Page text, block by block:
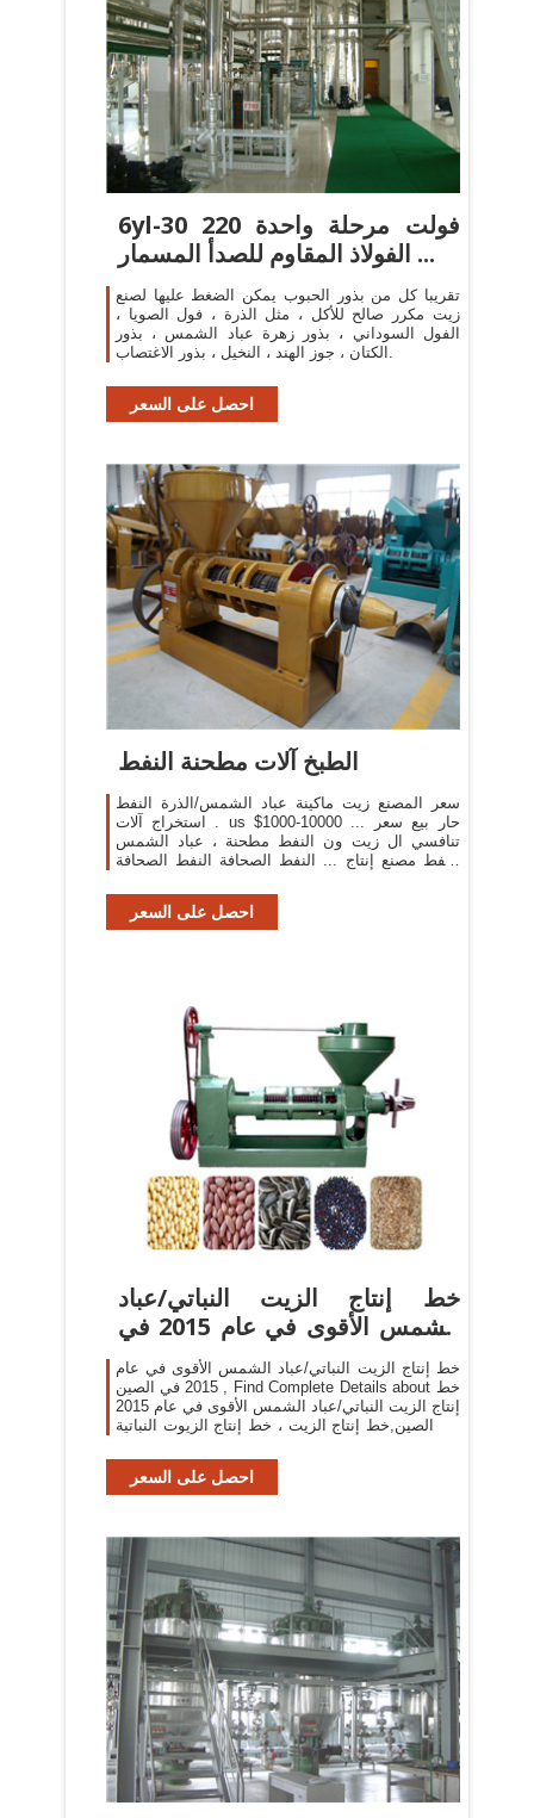
6yl-30 220 فولت مرحلة واحدة
الفولاذ المقاوم للصدأ المسمار ...
تقريبا كل من بذور الحبوب يمكن الضغط عليها لصنع
زيت مكرر صالح للأكل ، مثل الذرة ، فول الصويا ،
الفول السوداني ، بذور زهرة عباد الشمس ، بذور
الكتان ، جوز الهند ، النخيل ، بذور الاغتصاب.
احصل على السعر
الطبخ آلات مطحنة النفط
سعر المصنع زيت ماكينة عباد الشمس/الذرة النفط
استخراج آلات . us $1000-10000 ... حار بيع سعر
تنافسي ال زيت ون النفط مطحنة ، عباد الشمس
النفط مصنع إنتاج ... النفط الصحافة النفط الصحافة
احصل على السعر
خط إنتاج الزيت النباتي/عباد
الشمس الأقوى في عام 2015 في
...
خط إنتاج الزيت النباتي/عباد الشمس الأقوى في عام
2015 في الصين , Find Complete Details about خط
إنتاج الزيت النباتي/عباد الشمس الأقوى في عام 2015
في الصين,خط إنتاج الزيت ، خط إنتاج الزيوت النباتية
Supplier ...
احصل على السعر